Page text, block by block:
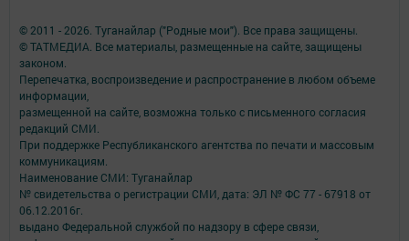
© 2011 - 2026. Туганайлар ("Родные мои"). Все права защищены.
© ТАТМЕДИА. Все материалы, размещенные на сайте, защищены
законом.
Перепечатка, воспроизведение и распространение в любом объеме
информации,
размещенной на сайте, возможна только с письменного согласия
редакций СМИ.
При поддержке Республиканского агентства по печати и массовым
коммуникациям.
Наименование СМИ: Туганайлар
№ свидетельства о регистрации СМИ, дата: ЭЛ № ФС 77 - 67918 от
06.12.2016г.
выдано Федеральной службой по надзору в сфере связи,